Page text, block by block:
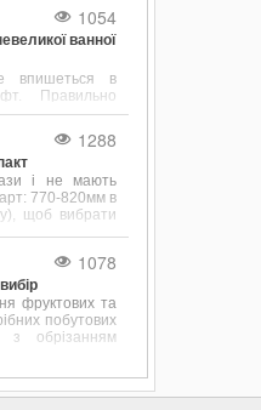
1054
ванної
впишеться в
Правильно
допоможуть
1288
і не мають
770-820мм в
щоб вибрати
1078
фруктових та
побутових
з обрізанням